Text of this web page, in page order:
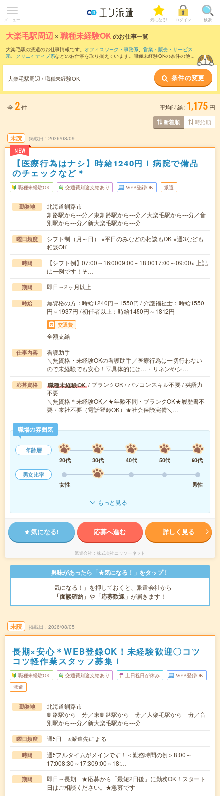
メニュー 気になる! ログイン 検索
大楽毛駅周辺 ×職種未経験OK のお仕事一覧
大楽毛駅の派遣のお仕事情報です。 オフィスワーク・事務系、 営業・販売・サービス
系、 クリエイティブ系などのお仕事を取り揃えています。職種未経験OKの条件の他
大楽毛駅周辺 / 職種未経験OK 条件の変更
全 2件 平均時給: 1,175 円
新着順 時給順
未読
NEW
掲載日 2026/08/09
【医療行為はナシ】時給1240円！病院で備品
のチェックなど＊
職種未経験OK 交通費別途支給あり WEB登録OK 派遣
勤務地
北海道釧路市
釧路駅から---分／東釧路駅から---分／大楽毛駅から---分／音
別駅から---分／新大楽毛駅から---分
曜日頻度
シフト制（月～日） ※平日のみなどの相談もOK ※週3なども
相談OK
時間
【シフト例】07:00～16:0009:00～18:0017:00～09:00※ 上記
は一例です！そ…
期間 即日～2ヶ月以上
時給
無資格の方：時給1240円～1550円 / 介護福祉士：時給1550
円～1937円 / 初任者以上：時給1450円～1812円
交通費
全額支給
仕事内容
看護助手
＼無資格・未経験OKの看護助手／医療行為は一切行わない
ので未経験でも安心！▽具体的には…・リネンやシ…
応募資格 職種未経験OK / ブランクOK / パソコンスキル不要 / 英語力
不要
＼無資格＊未経験OK／★年齢不問・ブランクOK★履歴書不
要・来社不要（電話登録OK）★社会保険完備＼…
職場の雰囲気
年齢層
20代
30代 40代 50代
60代
男女比率
女性
男性
もっと見る
気になる! 応募へ進む 詳しく見る
派遣会社 株式会社ニッソーネット
興味があったら「★気になる！」をタップ！
「気になる！」を押しておくと、派遣会社から
「面談確約」 や 「応募歓迎」 が届きます！
未読 掲載日 2026/08/05
長期×安心＊WEB登録OK！未経験歓迎〇コツ
コツ軽作業スタッフ募集！
職種未経験OK 交通費別途支給あり 土日祝日が休み WEB登録OK
派遣
勤務地
北海道釧路市
釧路駅から---分／東釧路駅から---分／大楽毛駅から---分／音
別駅から---分／新大楽毛駅から---分
曜日頻度 週5日 ※派遣先による
時間
週5フルタイムがメインです！＜勤務時間の例＞8:00～
17:008:30～17:309:00～18:…
期間
即日～長期 ★応募から「最短2日後」に勤務OK！スタート
日はご相談ください。★急募です！